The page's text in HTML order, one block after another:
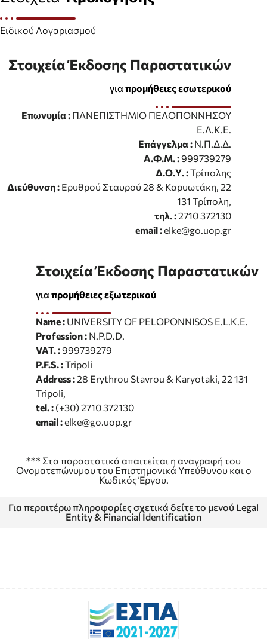
Ειδικού Λογαριασμού
Στοιχεία Έκδοσης Παραστατικών
για προμήθειες εσωτερικού
Επωνυμία : ΠΑΝΕΠΙΣΤΗΜΙΟ ΠΕΛΟΠΟΝΝΗΣΟΥ
Ε.Λ.Κ.Ε.
Επάγγελμα : Ν.Π.Δ.Δ.
Α.Φ.Μ. :999739279
Δ.Ο.Υ. :Τρίπολης
Διεύθυνση : Ερυθρού Σταυρού 28 & Καρυωτάκη, 22
131 Τρίπολη,
τηλ. :2710 372130
email :elke@go.uop.gr
Στοιχεία Έκδοσης Παραστατικών
για προμήθειες εξωτερικού
Name : UNIVERSITY OF PELOPONNISOS E.L.K.E.
Profession : N.P.D.D.
VAT. :999739279
P.F.S. :Tripoli
Address :28 Erythrou Stavrou & Karyotaki, 22 131
Tripoli,
tel. : (+30) 2710 372130
email :elke@go.uop.gr
*** Στα παραστατικά απαιτείται η αναγραφή του
Ονοματεπώνυμου του Επιστημονικά Υπεύθυνου και ο
Κωδικός Έργου.
Για περαιτέρω πληροφορίες σχετικά δείτε το μενού Legal
Entity & Financial Identification